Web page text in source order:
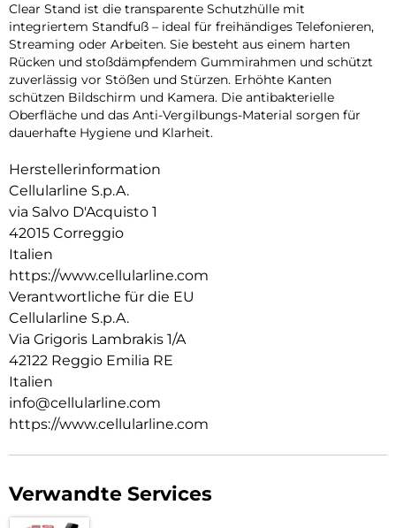
Clear Stand ist die transparente Schutzhülle mit
integriertem Standfuß – ideal für freihändiges Telefonieren,
Streaming oder Arbeiten. Sie besteht aus einem harten
Rücken und stoßdämpfendem Gummirahmen und schützt
zuverlässig vor Stößen und Stürzen. Erhöhte Kanten
schützen Bildschirm und Kamera. Die antibakterielle
Oberfläche und das Anti-Vergilbungs-Material sorgen für
dauerhafte Hygiene und Klarheit.
Herstellerinformation
Cellularline S.p.A.
via Salvo D'Acquisto 1
42015 Correggio
Italien
https://www.cellularline.com
Verantwortliche für die EU
Cellularline S.p.A.
Via Grigoris Lambrakis 1/A
42122 Reggio Emilia RE
Italien
info@cellularline.com
https://www.cellularline.com
Verwandte Services